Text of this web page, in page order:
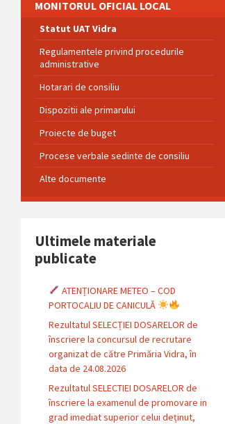
MONITORUL OFICIAL LOCAL
Statut UAT Vidra
Regulamentele privind procedurile
administrative
Hotarari de consiliu
Dispozitii ale primarului
Proiecte de buget
Procese verbale sedinte de consiliu
Alte documente
Ultimele materiale
publicate
ATENȚIONARE METEO – COD
PORTOCALIU DE CANICULĂ
Rezultatul SELECȚIEI DOSARELOR de
înscriere la concursul de recrutare
organizat de către Primăria Vidra, în
data de 24.08.2026
Rezultatul SELECTIEI DOSARELOR de
înscriere la examenul de promovare in
grad imediat superior celui deținut,